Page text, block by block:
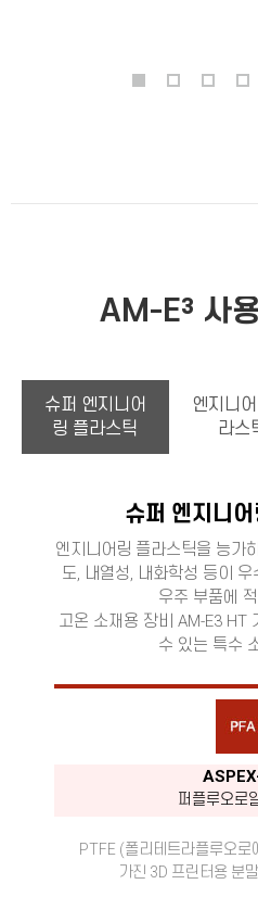
AM-E³ 사
슈퍼 엔지니어
링 플라스틱
엔지니
라스
슈퍼 엔지니
엔지니어링 플라스틱을 능가
도, 내열성, 내화학성 등이
우주 부품에
고온 소재용 장비 AM-E3 HT
수 있는 특수
퍼플루오로
PTFE (폴리테트라플루오로
가진 3D 프린터용 분